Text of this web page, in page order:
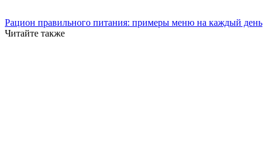
Рацион правильного питания: примеры меню на каждый день
Читайте также